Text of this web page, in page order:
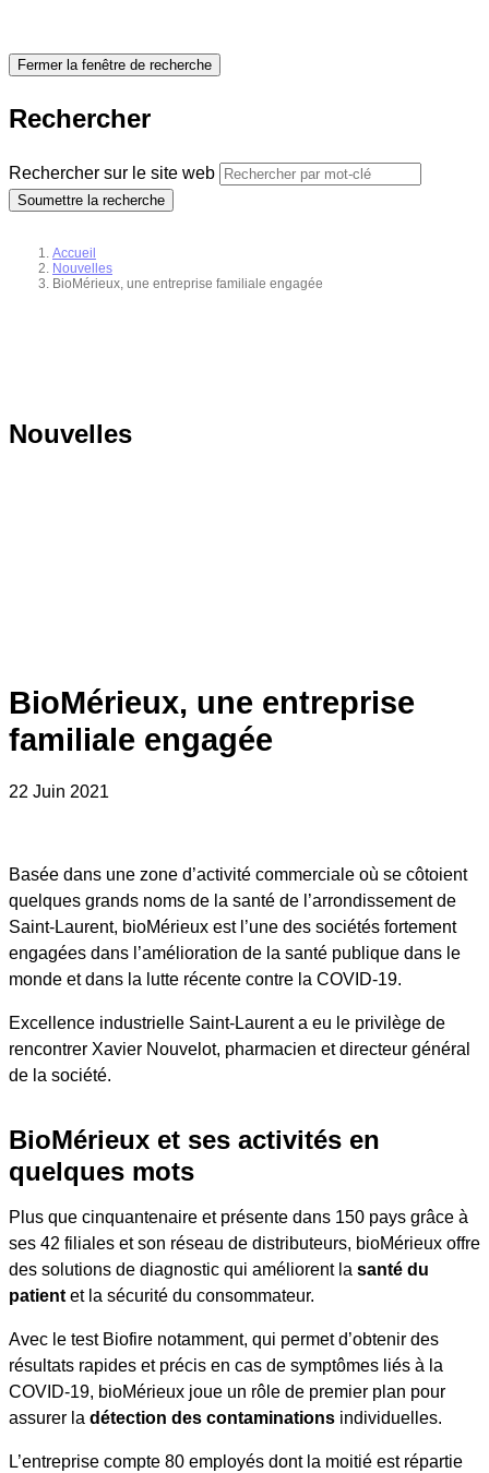
Fermer la fenêtre de recherche
Rechercher
Rechercher sur le site web
Soumettre la recherche
Accueil
Nouvelles
BioMérieux, une entreprise familiale engagée
Nouvelles
BioMérieux, une entreprise
familiale engagée
22 Juin 2021
Basée dans une zone d’activité commerciale où se côtoient
quelques grands noms de la santé de l’arrondissement de
Saint-Laurent, bioMérieux est l’une des sociétés fortement
engagées dans l’amélioration de la santé publique dans le
monde et dans la lutte récente contre la COVID-19.
Excellence industrielle Saint-Laurent a eu le privilège de
rencontrer Xavier Nouvelot, pharmacien et directeur général
de la société.
BioMérieux et ses activités en
quelques mots
Plus que cinquantenaire et présente dans 150 pays grâce à
ses 42 filiales et son réseau de distributeurs, bioMérieux offre
des solutions de diagnostic qui améliorent la santé du
patientet la sécurité du consommateur.
Avec le test Biofire notamment, qui permet d’obtenir des
résultats rapides et précis en cas de symptômes liés à la
COVID-19, bioMérieux joue un rôle de premier plan pour
assurer la détection des contaminations individuelles.
L’entreprise compte 80 employés dont la moitié est répartie